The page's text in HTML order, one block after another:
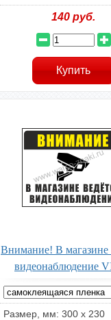
140 руб.
Внимание! В магазине
видеонаблюдение
Размер, мм: 300 x 230